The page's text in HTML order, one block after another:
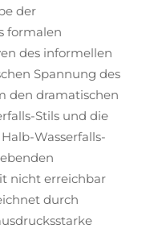
der
formalen
des informellen
Spannung des
den dramatischen
Stils und die
Wasserfalls-
nicht erreichbar
durch